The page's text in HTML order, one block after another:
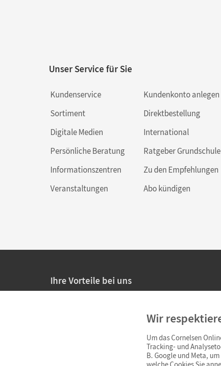
Unser Service für Sie
Kundenservice
Sortiment
Digitale Medien
Persönliche Beratung
Informationszentren
Veranstaltungen
Kundenkonto anlegen
Direktbestellung
International
Ratgeber Grundschule
Zu den Empfehlungen
Abo kündigen
Ihre Vorteile bei uns
Persönliche Angebote für Lehrkräfte
Sicheres Einkaufen mit SSL-Verschlüsselung
Wir
Um das Cornelsen
Tracking- und
B. Google und Meta,